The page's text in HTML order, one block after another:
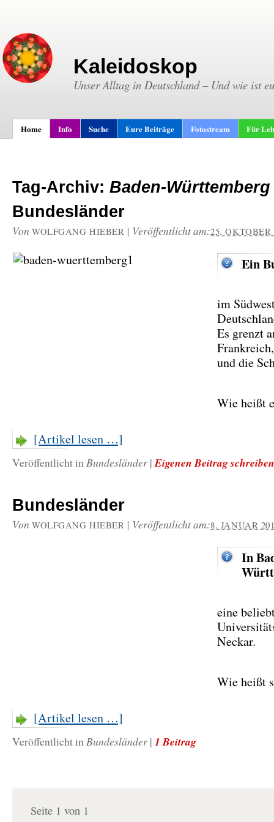
Kaleidoskop
Unser Alltag in Deutschland – Und wie ist
Home Info Suche Eure Beiträge Fotostream Für
Tag-Archiv: Baden-Württemberg
Bundesländer
Von WOLFGANG HIEBER | Veröffentlicht am:25. OKTOBER
Ein
im
Es grenzt
und die
Wie heißt
[Artikel lesen …]
Veröffentlicht inBundesländer | Eigenen Beitrag schreiben
Bundesländer
Von WOLFGANG HIEBER | Veröffentlicht am:8. JANUAR
In
eine
Neckar.
Wie heißt
[Artikel lesen …]
Veröffentlicht inBundesländer | 1 Beitrag
Seite 1 von 1